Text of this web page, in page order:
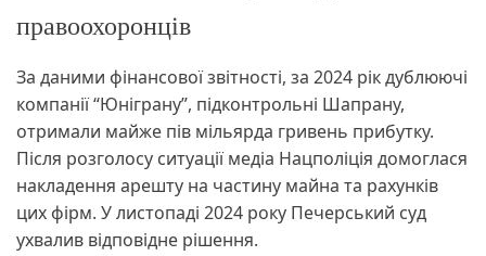
правоохоронців
За даними фінансової звітності, за 2024 рік дублюючі
компанії “Юніграну”, підконтрольні Шапрану,
отримали майже пів мільярда гривень прибутку.
Після розголосу ситуації медіа Нацполіція домоглася
накладення арешту на частину майна та рахунків
цих фірм. У листопаді 2024 року Печерський суд
ухвалив відповідне рішення.